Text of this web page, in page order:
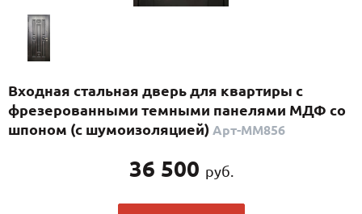
(29)
ПО НАЗНАЧЕНИЮ
ПО КОНСТРУКЦИИ
Входная стальная дверь для квартиры с
фрезерованными темными панелями МДФ со
шпоном (с шумоизоляцией) Арт-ММ856
36 500 руб.